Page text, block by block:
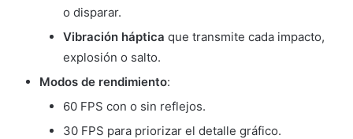
o disparar.
Vibración háptica que transmite cada impacto,
explosión o salto.
Modos de rendimiento:
60 FPS con o sin reflejos.
30 FPS para priorizar el detalle gráfico.